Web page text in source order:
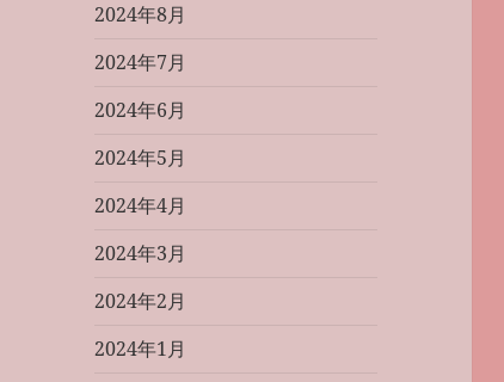
2024年8月
2024年7月
2024年6月
2024年5月
2024年4月
2024年3月
2024年2月
2024年1月